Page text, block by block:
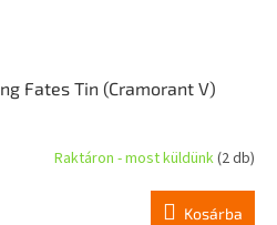
Fates Tin (Cramorant V)
Raktáron - most küldünk(2 db)
Kosárba